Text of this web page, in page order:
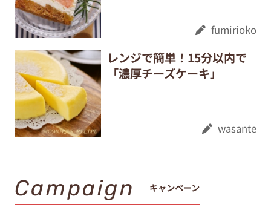
fumirioko
レンジで簡単！15分以内で
「濃厚チーズケーキ」
wasante
Campaign キャンペーン